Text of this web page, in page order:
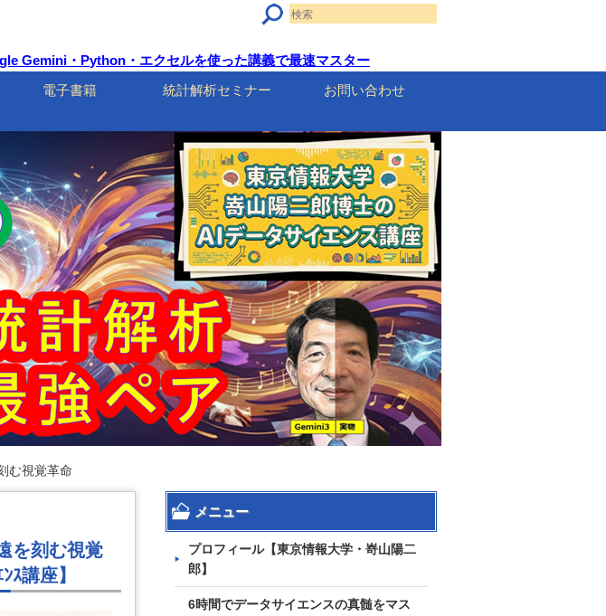
Gemini・Python・エクセルを使った講義で最速マスター
電子書籍 統計解析セミナー お問い合わせ
む視覚革命
を刻む視覚
講座】
メニュー
プロフィール【東京情報大学・嵜山陽二
郎】
6時間でデータサイエンスの真髄をマス